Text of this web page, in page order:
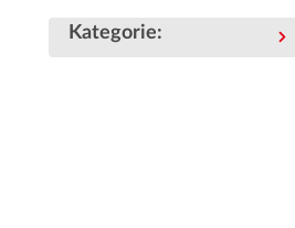
Kategorie: